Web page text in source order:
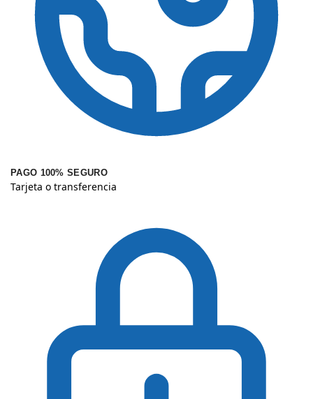
PAGO 100% SEGURO
Tarjeta o transferencia